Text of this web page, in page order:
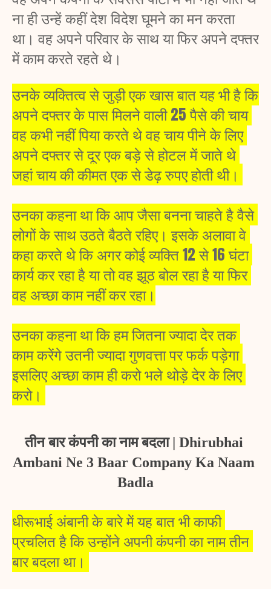
ना ही उन्हें कहीं देश विदेश घूमने का मन करता
था। वह अपने परिवार के साथ या फिर अपने दफ्तर
में काम करते रहते थे।
उनके व्यक्तित्व से जुड़ी एक खास बात यह भी है कि
अपने दफ्तर के पास मिलने वाली 25 पैसे की चाय
वह कभी नहीं पिया करते थे वह चाय पीने के लिए
अपने दफ्तर से दूर एक बड़े से होटल में जाते थे
जहां चाय की कीमत एक से डेढ़ रुपए होती थी।
उनका कहना था कि आप जैसा बनना चाहते है वैसे
लोगों के साथ उठते बैठते रहिए। इसके अलावा वे
कहा करते थे कि अगर कोई व्यक्ति 12 से 16 घंटा
कार्य कर रहा है या तो वह झूठ बोल रहा है या फिर
वह अच्छा काम नहीं कर रहा।
उनका कहना था कि हम जितना ज्यादा देर तक
काम करेंगे उतनी ज्यादा गुणवत्ता पर फर्क पड़ेगा
इसलिए अच्छा काम ही करो भले थोड़े देर के लिए
करो।
तीन बार कंपनी का नाम बदला | Dhirubhai
Ambani Ne 3 Baar Company Ka Naam
Badla
धीरूभाई अंबानी के बारे में यह बात भी काफी
प्रचलित है कि उन्होंने अपनी कंपनी का नाम तीन
बार बदला था।